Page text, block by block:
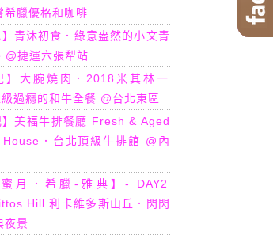
希臘優格和咖啡
】青沐初食．綠意盎然的小文青
@捷運六張犁站
】大腕燒肉．2018米其林一
過癮的和牛全餐 @台北東區
】美福牛排餐廳 Fresh & Aged
．台北頂級牛排館 @內
蜜月．希臘-雅典】- DAY2
Hill 利卡維多斯山丘．閃閃
夜景